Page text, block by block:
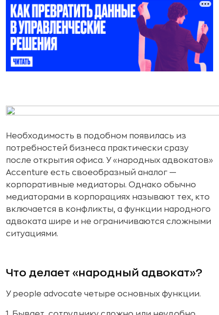
Необходимость в подобном появилась из
потребностей бизнеса практически сразу
после открытия офиса. У «народных адвокатов»
Accenture есть своеобразный аналог —
корпоративные медиаторы. Однако обычно
медиаторами в корпорациях называют тех, кто
включается в конфликты, а функции народного
адвоката шире и не ограничиваются сложными
ситуациями.
Что делает «народный адвокат»?
У people advocate четыре основных функции.